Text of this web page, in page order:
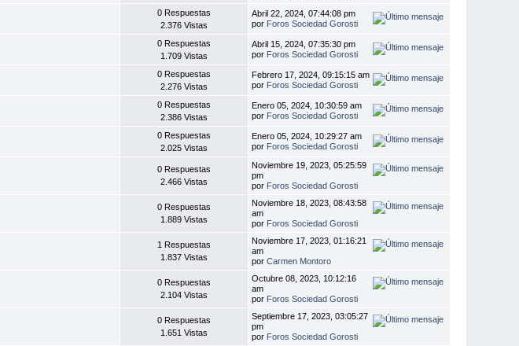
0 Respuestas
2.376 Vistas
Abril 22, 2024, 07:44:08 pm
por Foros Sociedad Gorosti
0 Respuestas
1.709 Vistas
Abril 15, 2024, 07:35:30 pm
por Foros Sociedad Gorosti
0 Respuestas
2.276 Vistas
Febrero 17, 2024, 09:15:15 am
por Foros Sociedad Gorosti
0 Respuestas
2.386 Vistas
Enero 05, 2024, 10:30:59 am
por Foros Sociedad Gorosti
0 Respuestas
2.025 Vistas
Enero 05, 2024, 10:29:27 am
por Foros Sociedad Gorosti
0 Respuestas
2.466 Vistas
Noviembre 19, 2023, 05:25:59
pm
por Foros Sociedad Gorosti
0 Respuestas
1.889 Vistas
Noviembre 18, 2023, 08:43:58
am
por Foros Sociedad Gorosti
1 Respuestas
1.837 Vistas
Noviembre 17, 2023, 01:16:21
am
porCarmen Montoro
0 Respuestas
2.104 Vistas
Octubre 08, 2023, 10:12:16
am
por Foros Sociedad Gorosti
0 Respuestas
1.651 Vistas
Septiembre 17, 2023, 03:05:27
pm
por Foros Sociedad Gorosti